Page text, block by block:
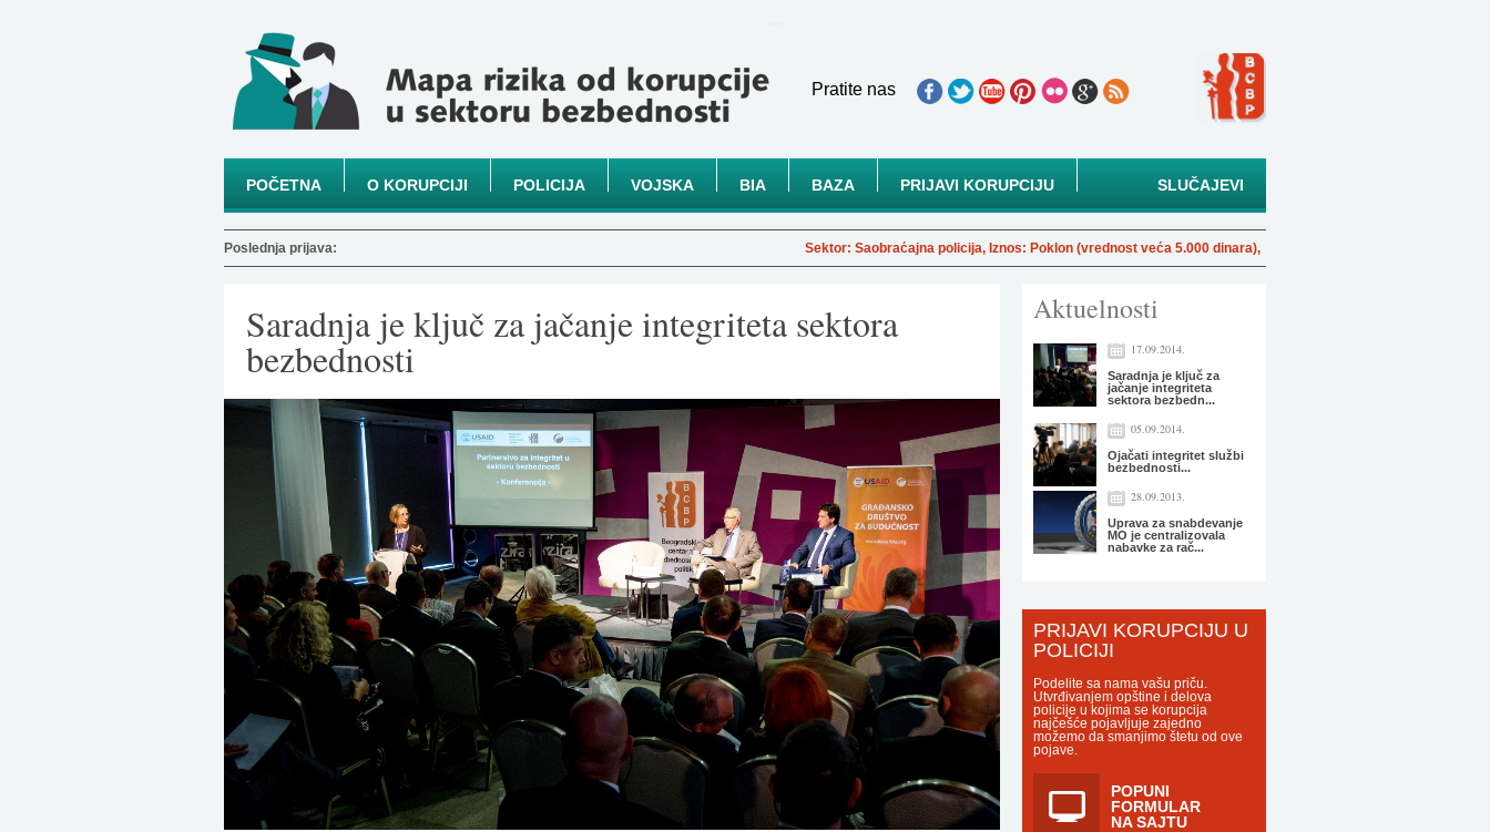
Pratite nas
POČETNA O KORUPCIJI POLICIJA VOJSKA BIA BAZA PRIJAVI KORUPCIJU SLUČAJEVI
Poslednja prijava: Sektor: Saobraćajna policija, Iznos: Poklon (vrednost veća 5.000 dinara), Opština: Inđija
Saradnja je ključ za jačanje integriteta sektora
bezbednosti
Aktuelnosti
17.09.2014.
Saradnja je ključ za
jačanje integriteta
sektora bezbedn...
05.09.2014.
Ojačati integritet službi
bezbednosti...
28.09.2013.
Uprava za snabdevanje
MO je centralizovala
nabavke za rač...
PRIJAVI KORUPCIJU U
POLICIJI
Podelite sa nama vašu priču.
Utvrđivanjem opštine i delova
policije u kojima se korupcija
najčešće pojavljuje zajedno
možemo da smanjimo štetu od ove
pojave.
POPUNI
FORMULAR
NA SAJTU